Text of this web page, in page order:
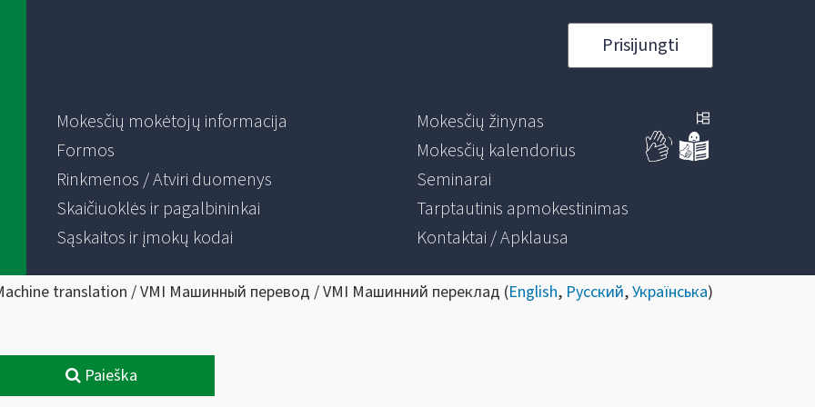
Prisijungti
Mokesčių mokėtojų informacija
Formos
Rinkmenos / Atviri duomenys
Skaičiuoklės ir pagalbininkai
Sąskaitos ir įmokų kodai
Mokesčių žinynas
Mokesčių kalendorius
Seminarai
Tarptautinis apmokestinimas
Kontaktai / Apklausa
translation / VMI Машинный перевод / VMI Машинний переклад (English, Русский,Українська)
Paieška